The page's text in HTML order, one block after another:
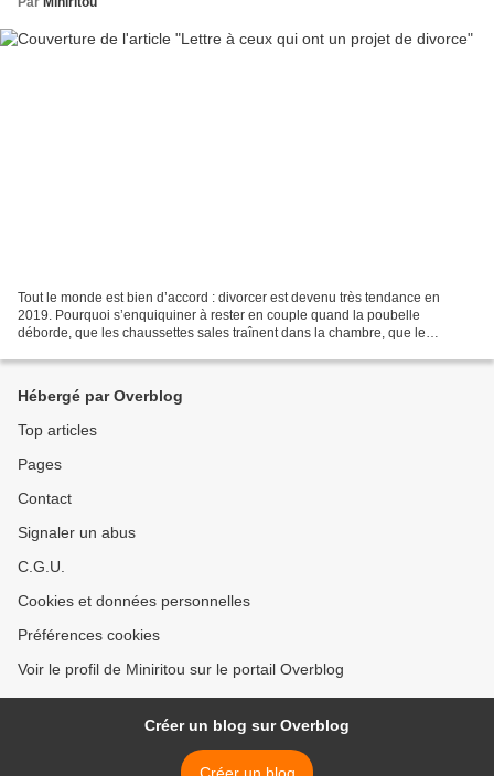
Tout le monde est bien d’accord : divorcer est devenu très tendance en
2019. Pourquoi s’enquiquiner à rester en couple quand la poubelle
déborde, que les chaussettes sales traînent dans la chambre, que le
Hébergé par Overblog
Top articles
Pages
Contact
Signaler un abus
C.G.U.
Cookies et données personnelles
Préférences cookies
Voir le profil de Miniritou sur le portail Overblog
Créer un blog sur Overblog